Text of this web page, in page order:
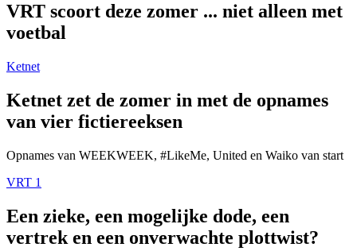
VRT scoort deze zomer ... niet alleen met
voetbal
Ketnet
Ketnet zet de zomer in met de opnames
van vier fictiereeksen
Opnames van WEEKWEEK, #LikeMe, United en Waiko van start
VRT 1
Een zieke, een mogelijke dode, een
vertrek en een onverwachte plottwist?